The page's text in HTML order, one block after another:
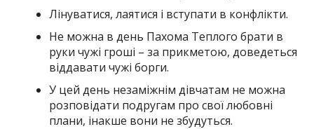
Лінуватися, лаятися і вступати в конфлікти.
Не можна в день Пахома Теплого брати в
руки чужі гроші – за прикметою, доведеться
віддавати чужі борги.
У цей день незаміжнім дівчатам не можна
розповідати подругам про свої любовні
плани, інакше вони не збудуться.